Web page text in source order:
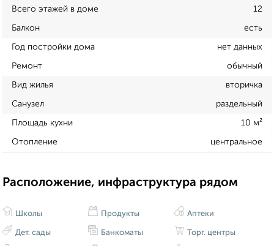
Всего этажей в доме 12
Балкон есть
Год постройки дома нет данных
Ремонт обычный
Вид жилья вторичка
Санузел раздельный
Площадь кухни 10 м²
Отопление центральное
Расположение, инфраструктура рядом
Школы
Дет. сады
Продукты
Банкоматы
Аптеки
Торг. центры